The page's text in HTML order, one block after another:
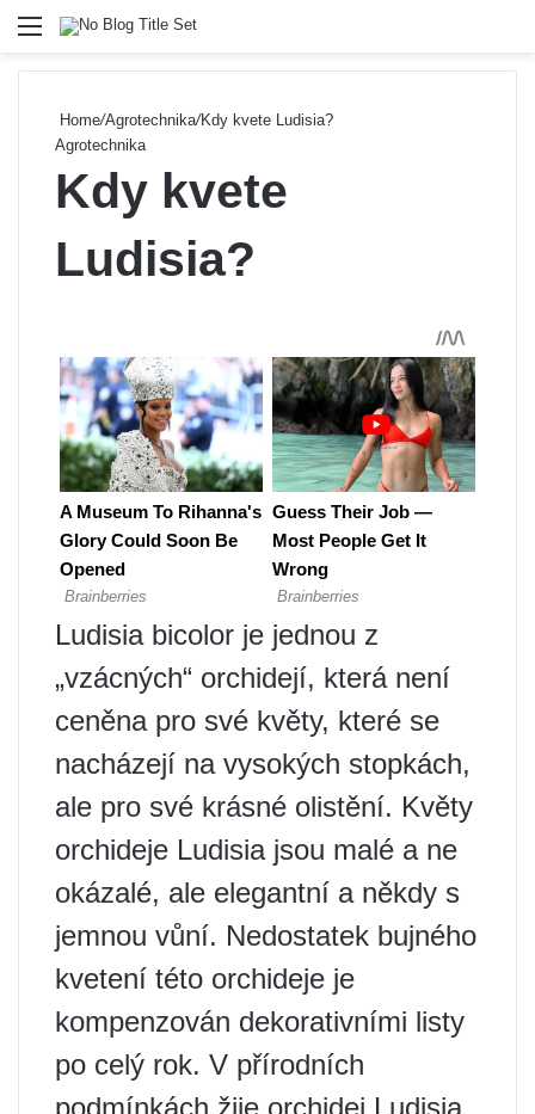
Menu
Home/Agrotechnika/Kdy kvete Ludisia?
Agrotechnika
Kdy kvete
Ludisia?
Ludisia bicolor je jednou z
„vzácných“ orchidejí, která není
ceněna pro své květy, které se
nacházejí na vysokých stopkách,
ale pro své krásné olistění. Květy
orchideje Ludisia jsou malé a ne
okázalé, ale elegantní a někdy s
jemnou vůní. Nedostatek bujného
kvetení této orchideje je
kompenzován dekorativními listy
po celý rok. V přírodních
podmínkách žije orchidej Ludisia